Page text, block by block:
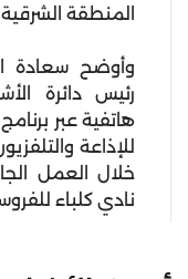
المنطقة
وأوضح سعادة
رئيس دائرة
هاتفية عبر
للإذاعة
نادي كلباء